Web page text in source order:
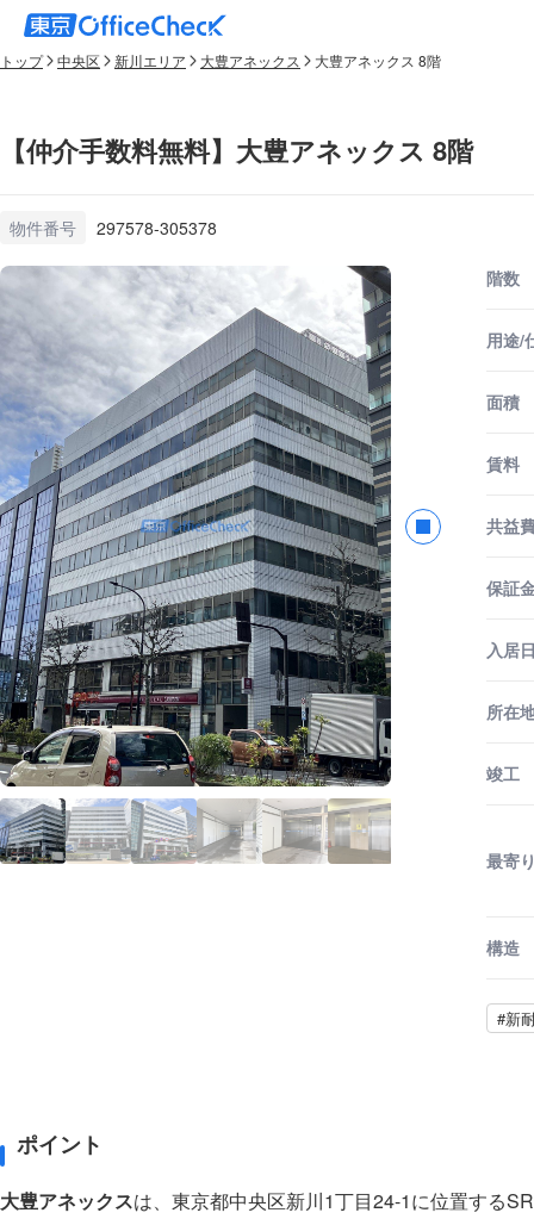
トップ 中央区 新川エリア 大豊アネックス 大豊アネックス 8階
【仲介手数料無料】大豊アネックス 8階
物件番号 297578-305378
階数
用途/
面積
賃料
共益
保証
入居
所在
竣工
最寄
構造
#新
ポイント
大豊アネックスは、東京都中央区新川1丁目24-1に位置する